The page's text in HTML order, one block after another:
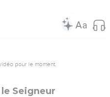
pour le moment.
Seigneur